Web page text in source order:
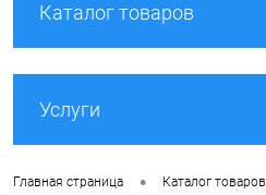
Каталог товаров
Услуги
Главная страница • Каталог товаров